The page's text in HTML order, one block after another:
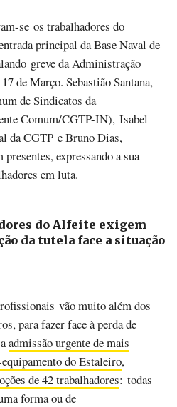
se os trabalhadores do
principal da Base Naval de
greve da Administração
de Março. Sebastião Santana,
de Sindicatos da
Comum/CGTP-IN), Isabel
da CGTP e Bruno Dias,
expressando a sua
em luta.
do Alfeite exigem
da tutela face a situação
vão muito além dos
para fazer face à perda de
admissão urgente de mais
do Estaleiro,
de 42 trabalhadores: todas
forma ou de